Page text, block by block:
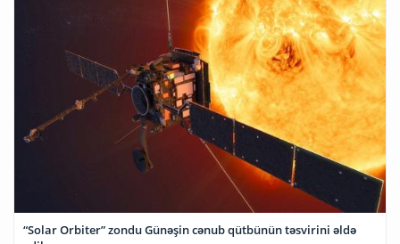
“Solar Orbiter” zondu Günəşin cənub qütbünün təsvirini əldə